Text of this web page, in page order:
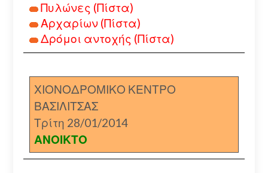
Πυλώνες (Πίστα)
Αρχαρίων (Πίστα)
Δρόμοι αντοχής (Πίστα)
ΧΙΟΝΟΔΡΟΜΙΚΟ ΚΕΝΤΡΟ
ΒΑΣΙΛΙΤΣΑΣ
Τρίτη 28/01/2014
ΑΝΟΙΚΤΟ